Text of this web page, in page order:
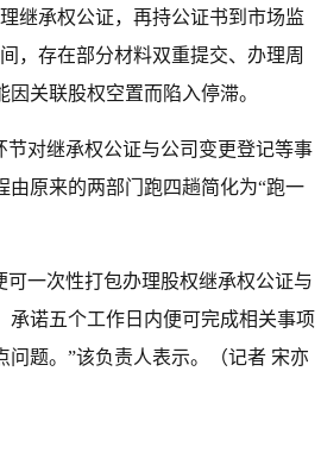
继承权公证，再持公证书到市场监
，存在部分材料双重提交、办理周
关联股权空置而陷入停滞。
对继承权公证与公司变更登记等事
原来的两部门跑四趟简化为“跑一
一次性打包办理股权继承权公证与
承诺五个工作日内便可完成相关事项
题。”该负责人表示。（记者 宋亦